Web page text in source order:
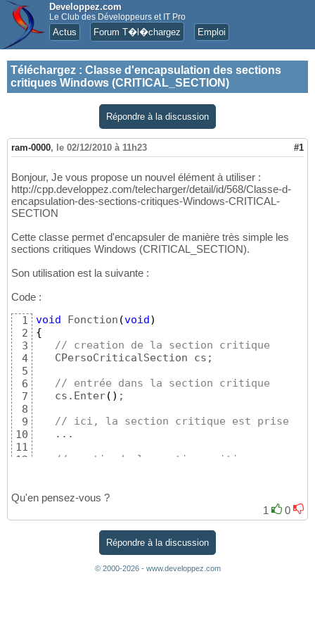
Developpez.com
Le Club des Développeurs et IT Pro
Actus Forum T�l�chargez Emploi
Téléchargez : Classe d'encapsulation des sections
critiques Windows (CRITICAL_SECTION)
Répondre à la discussion
ram-0000, le 02/12/2010 à 11h23 #1
Bonjour, Je vous propose un nouvel élément à utiliser :
http://cpp.developpez.com/telecharger/detail/id/568/Classe-d-
encapsulation-des-sections-critiques-Windows-CRITICAL-
SECTION
Cette classe permet d'encapsuler de manière très simple les
sections critiques Windows (CRITICAL_SECTION).
Son utilisation est la suivante :
Code :
1
2
3
4
5
6
7
8
9
10
11
12
15
17
void Fonction (void )
{
// creation de la section critique
   CPersoCriticalSection cs;
// entrée dans la section critique
   cs.Enter
( ) ;
// ici, la section critique est prise
   ...
// sortie de la section critique
// ici, la section critique n'est plus
// destruction de la section critique
Qu'en pensez-vous ?
1
0
Répondre à la discussion
© 2000-2026 - www.developpez.com